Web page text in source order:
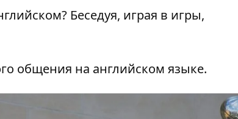
Беседуя, играя в игры,
общения на английском языке.